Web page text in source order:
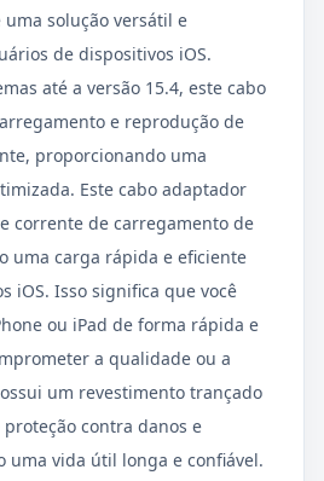
uma solução versátil e
de dispositivos iOS.
até a versão 15.4, este cabo
e reprodução de
proporcionando uma
Este cabo adaptador
corrente de carregamento de
uma carga rápida e eficiente
iOS. Isso significa que você
ou iPad de forma rápida e
a qualidade ou a
um revestimento trançado
contra danos e
uma vida útil longa e confiável.